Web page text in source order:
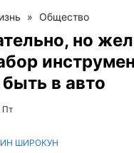
» Общество
но
в авто
Пт
ШИРОКУН